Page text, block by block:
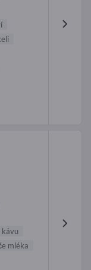
mléka